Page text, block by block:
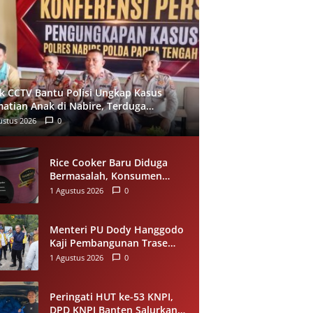
CCTV Bantu Polisi Ungkap Kasus
Anak di Nabire, Terduga
Kurang dari 24 Jam
2026 0
Rice Cooker Baru Diduga
Bermasalah, Konsumen
Samarinda Minta Miyako
1 Agustus 2026 0
Menteri PU Dody Hanggodo
Kaji Pembangunan Trase
Baru Kelok 44 Agam Usai
1 Agustus 2026 0
Peringati HUT ke-53 KNPI,
DPD KNPI Banten Salurkan